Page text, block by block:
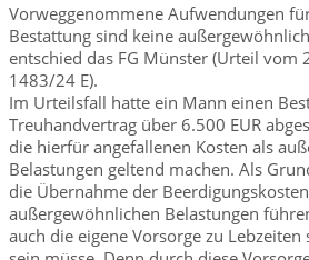
Vorweggenommene Aufwendungen
Bestattung sind keine
entschied das FG Münster (Urteil vom
1483/24 E).
Im Urteilsfall hatte ein Mann einen
Treuhandvertrag über 6.500 EUR
die hierfür angefallenen Kosten als
Belastungen geltend machen. Als
die Übernahme der
außergewöhnlichen Belastungen
auch die eigene Vorsorge zu